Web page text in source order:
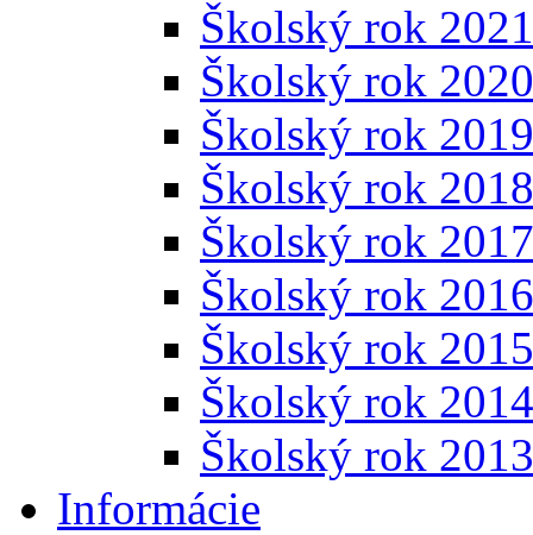
Školský rok
Školský rok
Školský rok
Školský rok
Školský rok
Školský rok
Školský rok
Školský rok
Školský rok
Informácie